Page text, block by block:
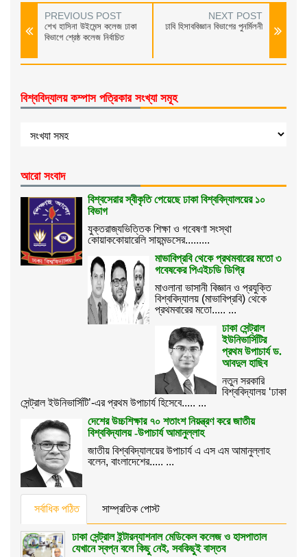
PREVIOUS POST
শেখ হাসিনা উইমেন্স কলেজ ঢাকা
বিভাগে শ্রেষ্ঠ কলেজ নির্বাচিত
NEXT POST
ঢাবি হিসাববিজ্ঞান বিভাগের পুনর্মিলনী
বিশ্ববিদ্যালয় কম্পাস পত্রিকার সংখ্যা সমূহ
আরো সংবাদ
বিশ্বসেরার স্বীকৃতি পেয়েছে ঢাকা বিশ্ববিদ্যালয়ের ১০
বিভাগ
যুক্তরাজ্যভিত্তিক শিক্ষা ও গবেষণা সংস্থা
কোয়াককোয়ারেলি সায়মন্ডসের.........
মাভাবিপ্রবি থেকে প্রথমবারের মতো ৩
গবেষকের পিএইচডি ডিগ্রি
মাওলানা ভাসানী বিজ্ঞান ও প্রযুক্তি
বিশ্ববিদ্যালয় (মাভাবিপ্রবি) থেকে
প্রথমবারের মতো..... ...
ঢাকা সেন্ট্রাল
ইউনিভার্সিটির
প্রথম উপাচার্য ড.
আবদুল হাছিব
নতুন সরকারি
বিশ্ববিদ্যালয় ‘ঢাকা
সেন্ট্রাল ইউনিভার্সিটি’-এর প্রথম উপাচার্য হিসেবে..... ...
দেশের উচ্চশিক্ষার ৭০ শতাংশ নিয়ন্ত্রণ করে জাতীয়
বিশ্ববিদ্যালয় -উপাচার্য আমানুল্লাহ
জাতীয় বিশ্ববিদ্যালয়ের উপাচার্য এ এস এম আমানুল্লাহ
বলেন, বাংলাদেশের..... ...
সর্বাধিক পঠিত সাম্প্রতিক পোস্ট
ঢাকা সেন্ট্রাল ইন্টারন্যাশনাল মেডিকেল কলেজ ও হাসপাতাল
যেখানে স্বপ্ন বলে কিছু নেই, সবকিছুই বাস্তব